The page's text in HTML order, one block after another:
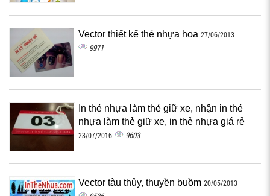
Vector thiết kế thẻ nhựa hoa 27/06/2013
9971
In thẻ nhựa làm thẻ giữ xe, nhận in thẻ
nhựa làm thẻ giữ xe, in thẻ nhựa giá rẻ
23/07/2016 9603
Vector tàu thủy, thuyền buồm 20/05/2013